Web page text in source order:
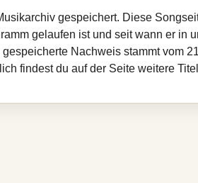
gespeichert. Diese
gelaufen ist und seit wann er in
Nachweis stammt vom
findest du auf der Seite weitere